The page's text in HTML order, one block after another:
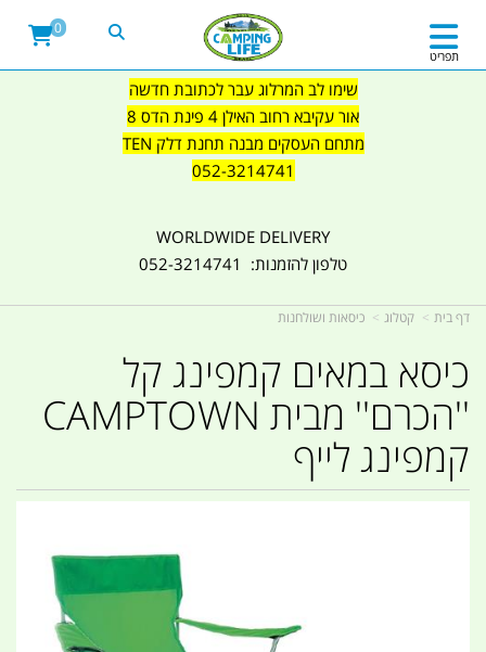
שימו לב המרלוג עבר לכתובת חדשה
אור עקיבא רחוב האילן 4 פינת הדס 8
מתחם העסקים מבנה תחנת דלק TEN
052-3214741
WORLDWIDE DELIVERY
טלפון להזמנות: 052-3214741
תפריט
0
דף בית קטלוג כיסאות ושולחנות
כיסא במאים קמפינג קל
''הכרם'' מבית CAMPTOWN
קמפינג לייף